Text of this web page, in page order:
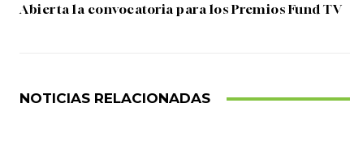
Abierta la convocatoria para los Premios Fund TV
NOTICIAS RELACIONADAS